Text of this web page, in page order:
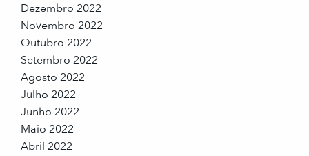
Dezembro 2022
Novembro 2022
Outubro 2022
Setembro 2022
Agosto 2022
Julho 2022
Junho 2022
Maio 2022
Abril 2022